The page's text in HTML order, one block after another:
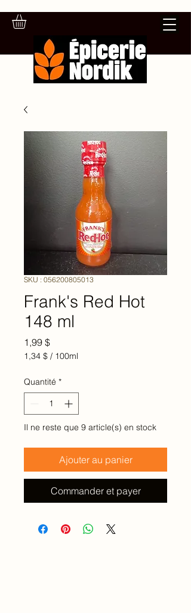
SKU : 056200805013
Frank's Red Hot
148 ml
1,99 $Prix
1,34 $ / 100ml
pour
100
Millilitres
Quantité *
Il ne reste que 9 article(s) en stock
Ajouter au panier
Commander et payer